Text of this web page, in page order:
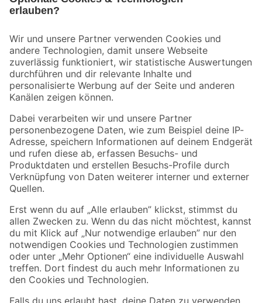
Der toom Newsletter: Keine Angebote und Aktionen mehr verpassen!
Zur Newsletter Anmeldung
Folge uns
Zahlungsarten Versandarten
Sicher einkaufen
Jetzt die toom-App herunterladen